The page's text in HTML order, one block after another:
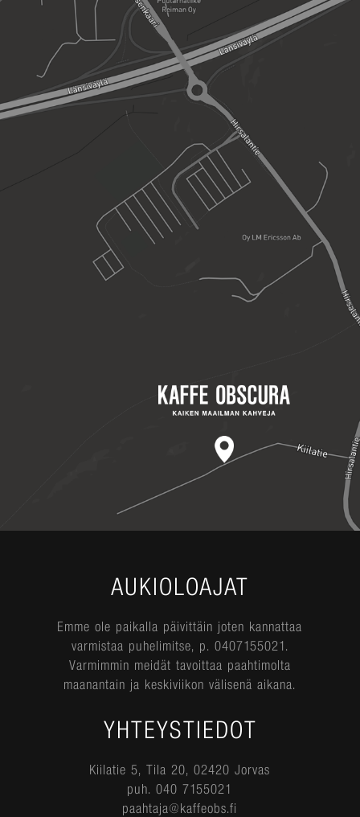
AUKIOLOAJAT
Emme ole paikalla päivittäin joten kannattaa
varmistaa puhelimitse, p. 0407155021.
Varmimmin meidät tavoittaa paahtimolta
maanantain ja keskiviikon välisenä aikana.
YHTEYSTIEDOT
Kiilatie 5, Tila 20, 02420 Jorvas
puh. 040 7155021
paahtaja@kaffeobs.fi